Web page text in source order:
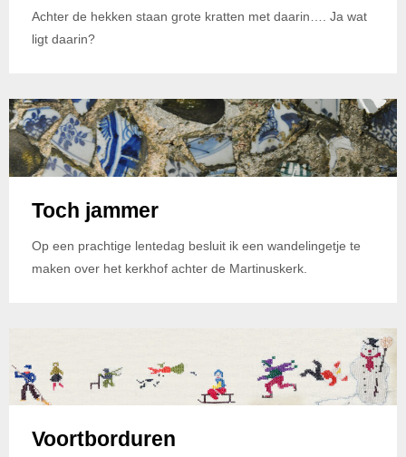
Achter de hekken staan grote kratten met daarin…. Ja wat
ligt daarin?
Toch jammer
Op een prachtige lentedag besluit ik een wandelingetje te
maken over het kerkhof achter de Martinuskerk.
Voortborduren